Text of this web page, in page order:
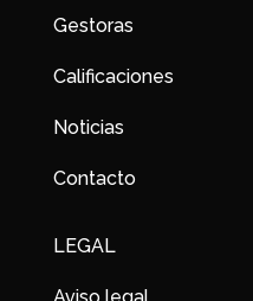
Gestoras
Calificaciones
Noticias
Contacto
LEGAL